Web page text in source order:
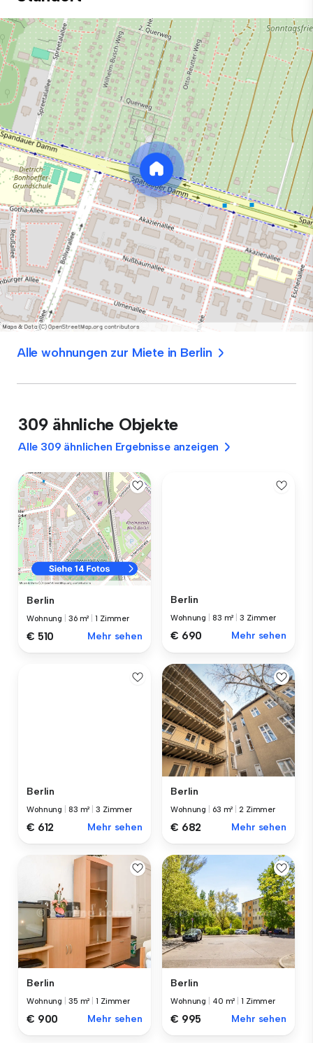
Alle wohnungen zur Miete in Berlin
309 ähnliche Objekte
Alle 309 ähnlichen Ergebnisse anzeigen
Berlin
Wohnung 36 m² |1 Zimmer
€ 510 Mehr sehen
Berlin
Wohnung 83 m² |3 Zimmer
€ 690 Mehr sehen
Berlin
Wohnung 83 m² |3 Zimmer
€ 612 Mehr sehen
Berlin
Wohnung 63 m² |2 Zimmer
€ 682 Mehr sehen
Berlin
Wohnung 35 m² |1 Zimmer
€ 900 Mehr sehen
Berlin
Wohnung 40 m² |1 Zimmer
€ 995 Mehr sehen